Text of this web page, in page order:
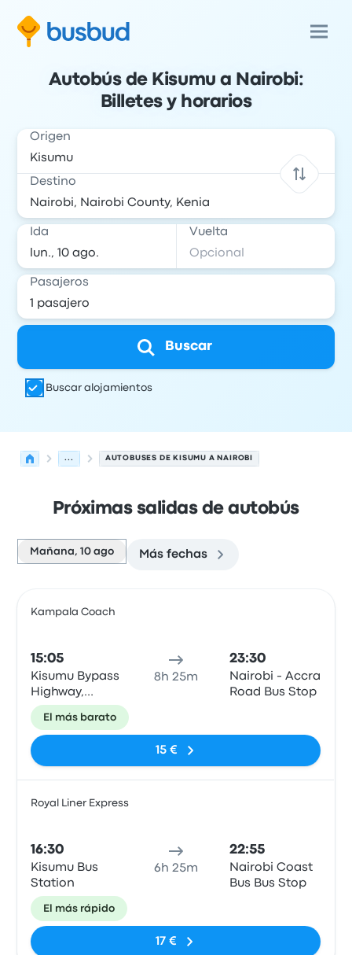
Autobús de Kisumu a Nairobi:
Billetes y horarios
Origen
Destino
Ida Vuelta
Pasajeros
Buscar
Buscar alojamientos
... AUTOBUSES DE KISUMU A NAIROBI
Próximas salidas de autobús
Mañana, 10 ago Más fechas
Kampala Coach
15:05
Kisumu Bypass
Highway,
Bypass
Highway,
Kisumu
8h 25m
23:30
Nairobi - Accra
Road Bus Stop
El más barato
15 €
Royal Liner Express
16:30
Kisumu Bus
Station
6h 25m
22:55
Nairobi Coast
Bus Bus Stop
El más rápido
17 €